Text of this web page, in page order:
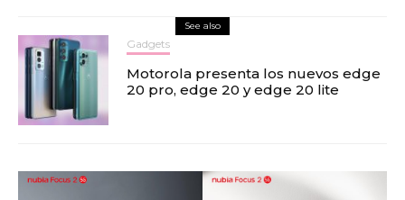
See also
Gadgets
Motorola presenta los nuevos edge
20 pro, edge 20 y edge 20 lite